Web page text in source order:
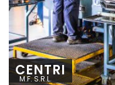
CENTRI
M.F. S.R.L.